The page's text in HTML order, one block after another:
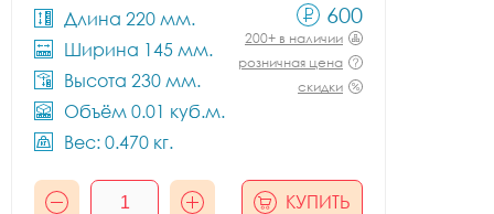
Длина 220 мм.
Ширина 145 мм.
Высота 230 мм.
Объём 0.01 куб.м.
Вес: 0.470 кг.
600
200+ в наличии
розничная цена
скидки
КУПИТЬ